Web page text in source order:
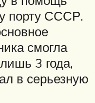
порту СССР.
смогла
3 года,
в серьезную